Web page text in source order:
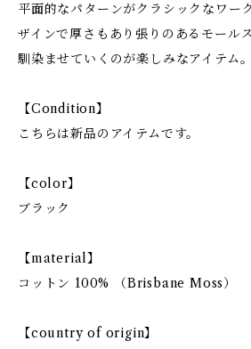
平面的なパターンがクラシックなワー
ザインで厚さもあり張りのあるモール
馴染ませていくのが楽しみなアイテム。
【Condition】
こちらは新品のアイテムです。
【color】
ブラック
【material】
コットン 100% （Brisbane Moss）
【country of origin】